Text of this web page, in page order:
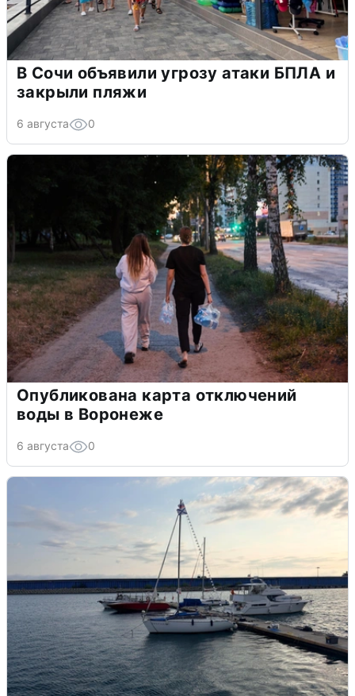
В Сочи объявили угрозу атаки БПЛА и
закрыли пляжи
6 августа 0
Опубликована карта отключений
воды в Воронеже
6 августа 0